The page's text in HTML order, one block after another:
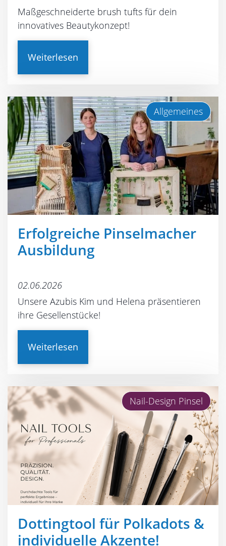
Maßgeschneiderte brush tufts für dein
innovatives Beautykonzept!
Weiterlesen
Allgemeines
Erfolgreiche Pinselmacher
Ausbildung
02.06.2026
Unsere Azubis Kim und Helena präsentieren
ihre Gesellenstücke!
Weiterlesen
Nail-Design Pinsel
Dottingtool für Polkadots &
individuelle Akzente!